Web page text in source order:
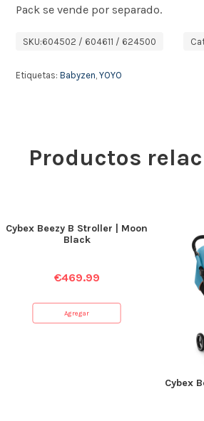
Pack se vende por separado.
SKU:604502 / 604611 / 624500
Etiquetas:Babyzen,YOYO
Productos
Cybex Beezy B Stroller | Moon
Black
€469.99
Agregar
Cybex